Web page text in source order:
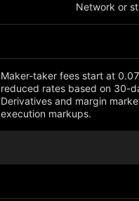
Network or
Maker-taker fees start at
reduced rates based on 30-
Derivatives and margin
execution markups.